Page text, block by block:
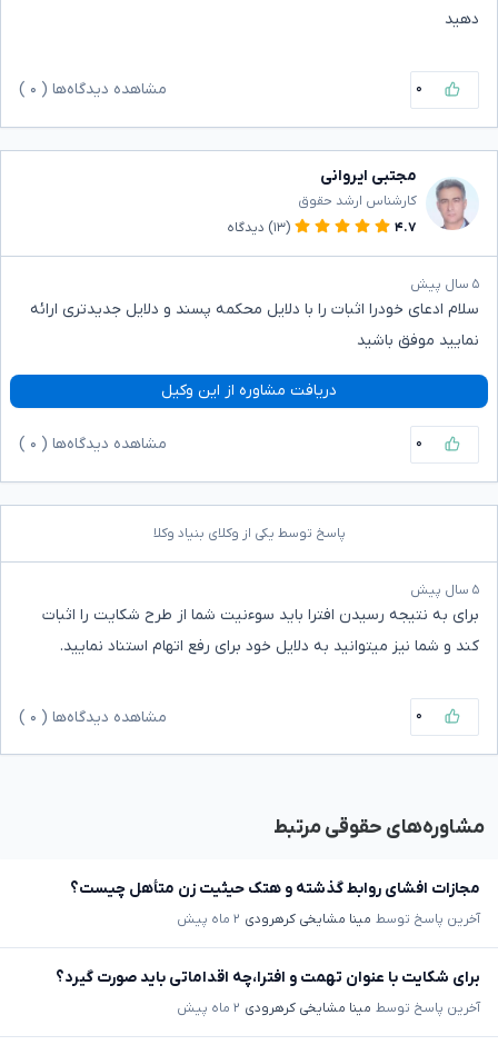
دهید
۰ مشاهده دیدگاه‌ها ( ۰
مجتبی ایروانی
کارشناس ارشد حقوق
۴.۷
(۱۳) دیدگاه
۵ سال پیش
سلام ادعای خودرا اثبات را با دلایل محکمه پسند و دلایل جدیدتری ارائه
نمایید موفق باشید
دریافت مشاوره از این وکیل
۰ مشاهده دیدگاه‌ها ( ۰
پاسخ توسط یکی از وکلای بنیاد وکلا
۵ سال پیش
برای به نتیجه رسیدن افترا باید سوءنیت شما از طرح شکایت را اثبات
کند و شما نیز میتوانید به دلایل خود برای رفع اتهام استناد نمایید.
۰ مشاهده دیدگاه‌ها ( ۰
مشاوره‌های حقوقی مرتبط
مجازات افشای روابط گذشته و هتک حیثیت زن متأهل چیست؟
آخرین پاسخ توسط مینا مشایخی کرهرودی ۲ ماه پیش
برای شکایت با عنوان تهمت و افترا،چه اقداماتی باید صورت گیرد؟
آخرین پاسخ توسط مینا مشایخی کرهرودی ۲ ماه پیش